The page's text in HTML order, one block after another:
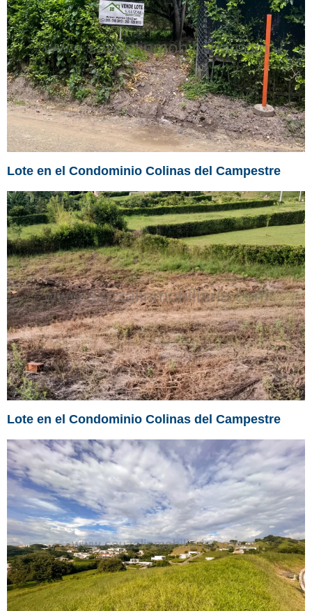
Lote en el Condominio Colinas del Campestre
Lote en el Condominio Colinas del Campestre